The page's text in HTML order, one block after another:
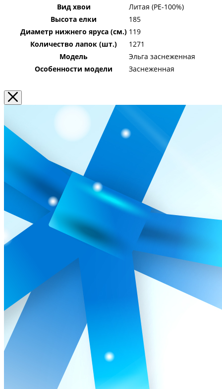
Вид хвои
Литая (PE-100%)
Высота елки
185
Диаметр нижнего яруса (см.) 119
Количество лапок (шт.)
1271
Модель
Эльга заснеженная
Особенности модели
Заснеженная